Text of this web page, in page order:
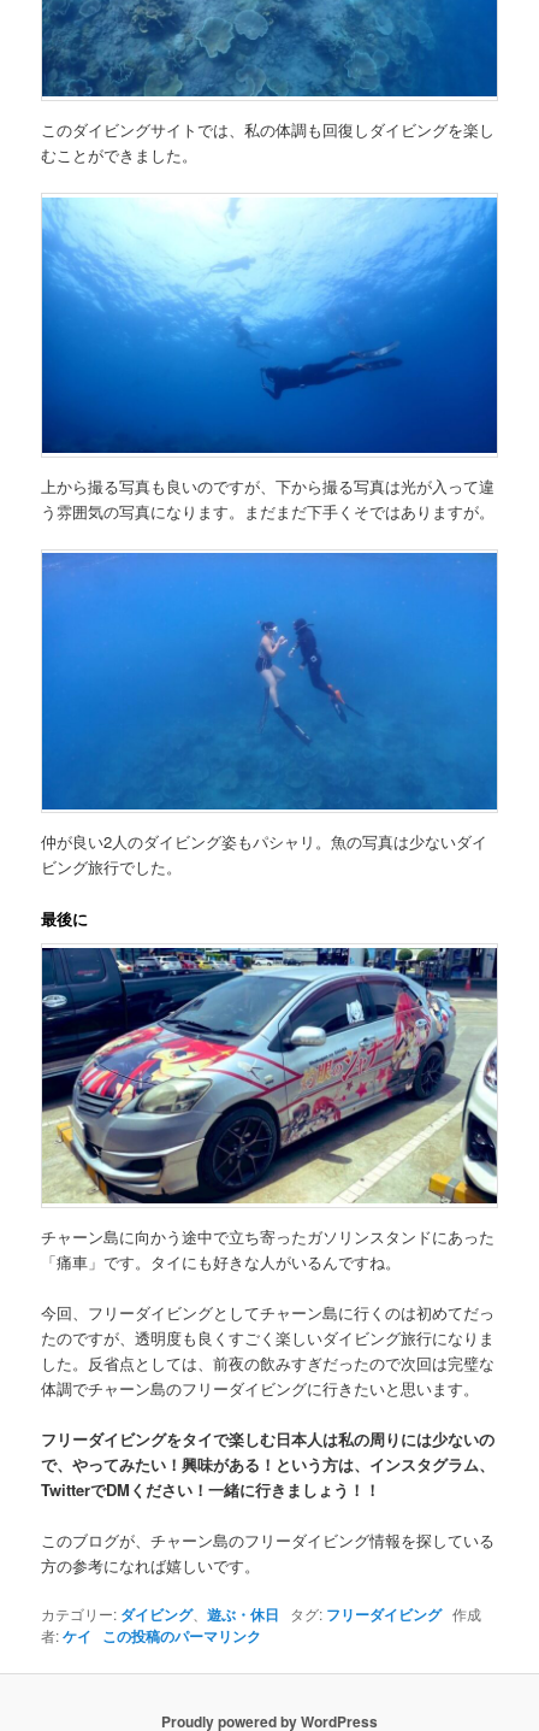
このダイビングサイトでは、私の体調も回復しダイビングを楽し
むことができました。
上から撮る写真も良いのですが、下から撮る写真は光が入って違
う雰囲気の写真になります。まだまだ下手くそではありますが。
仲が良い2人のダイビング姿もパシャリ。魚の写真は少ないダイ
ビング旅行でした。
最後に
チャーン島に向かう途中で立ち寄ったガソリンスタンドにあった
「痛車」です。タイにも好きな人がいるんですね。
今回、フリーダイビングとしてチャーン島に行くのは初めてだっ
たのですが、透明度も良くすごく楽しいダイビング旅行になりま
した。反省点としては、前夜の飲みすぎだったので次回は完璧な
体調でチャーン島のフリーダイビングに行きたいと思います。
フリーダイビングをタイで楽しむ日本人は私の周りには少ないの
で、やってみたい！興味がある！という方は、インスタグラム、
TwitterでDMください！一緒に行きましょう！！
このブログが、チャーン島のフリーダイビング情報を探している
方の参考になれば嬉しいです。
カテゴリー: ダイビング、遊ぶ・休日 タグ: フリーダイビング作成
者:ケイ この投稿のパーマリンク
Proudly powered by WordPress